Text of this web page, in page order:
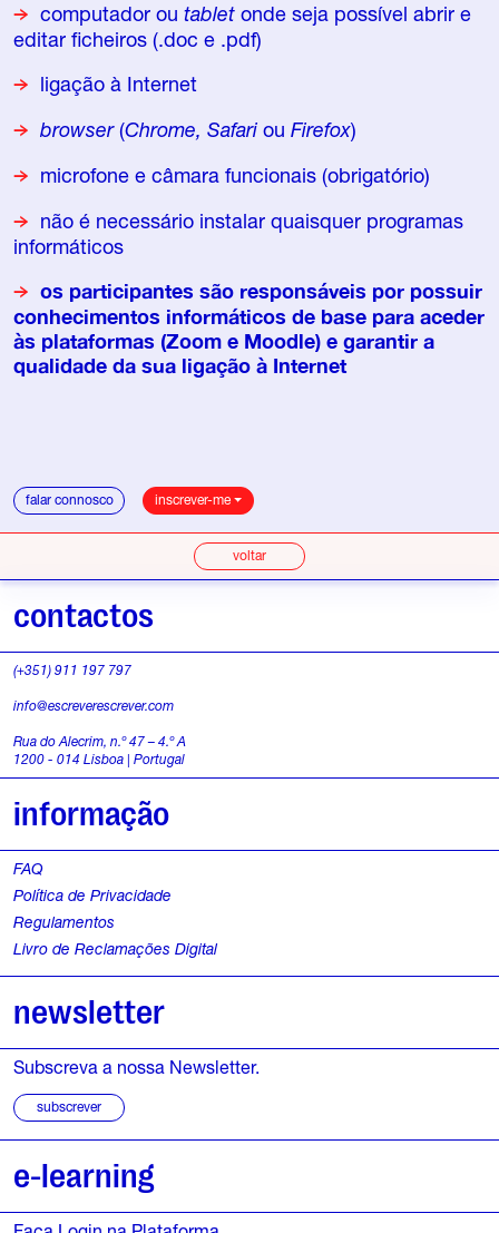
computador ou tablet onde seja possível abrir e
editar ficheiros (.doc e .pdf)
ligação à Internet
browser(Chrome, Safari ou Firefox)
microfone e câmara funcionais (obrigatório)
não é necessário instalar quaisquer programas
informáticos
os participantes são responsáveis por possuir
conhecimentos informáticos de base para aceder
às plataformas (Zoom e Moodle) e garantir a
qualidade da sua ligação à Internet
falar connosco inscrever-me
voltar
contactos
(+351) 911 197 797
info@escreverescrever.com
Rua do Alecrim, n.º 47 – 4.º A
1200 - 014 Lisboa | Portugal
informação
FAQ
Política de Privacidade
Regulamentos
Livro de Reclamações Digital
newsletter
Subscreva a nossa Newsletter.
subscrever
e-learning